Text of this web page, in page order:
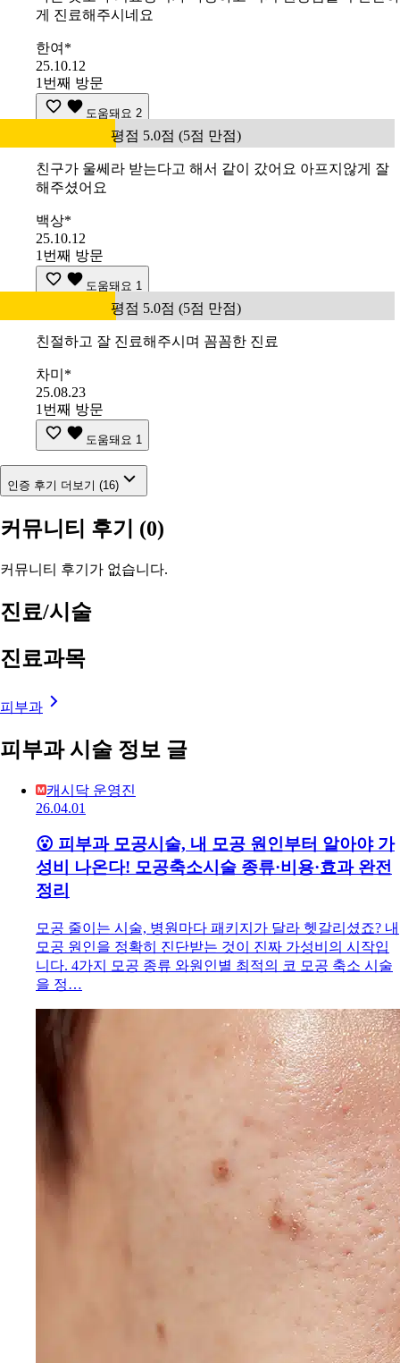
게 진료해주시네요
한여*
25.10.12
1번째 방문
도움돼요 2
평점 5.0점 (5점 만점)
친구가 울쎄라 받는다고 해서 같이 갔어요 아프지않게 잘
해주셨어요
백상*
25.10.12
1번째 방문
도움돼요 1
평점 5.0점 (5점 만점)
친절하고 잘 진료해주시며 꼼꼼한 진료
차미*
25.08.23
1번째 방문
도움돼요 1
인증 후기 더보기 (16)
커뮤니티 후기 (0)
커뮤니티 후기가 없습니다.
진료/시술
진료과목
피부과
피부과 시술 정보 글
캐시닥 운영진
26.04.01
😮 피부과 모공시술, 내 모공 원인부터 알아야 가
성비 나온다! 모공축소시술 종류·비용·효과 완전
정리
모공 줄이는 시술, 병원마다 패키지가 달라 헷갈리셨죠? 내
모공 원인을 정확히 진단받는 것이 진짜 가성비의 시작입
니다. 4가지 모공 종류 와원인별 최적의 코 모공 축소 시술
을 정…